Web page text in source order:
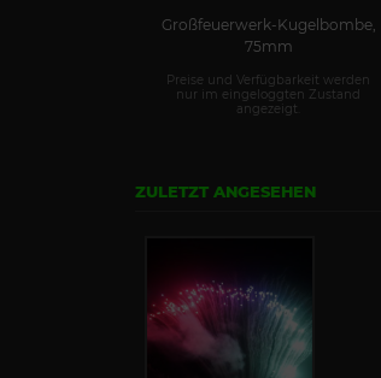
Großfeuerwerk-Kugelbombe,
75mm
Preise und Verfügbarkeit werden
nur im eingeloggten Zustand
angezeigt.
ZULETZT ANGESEHEN